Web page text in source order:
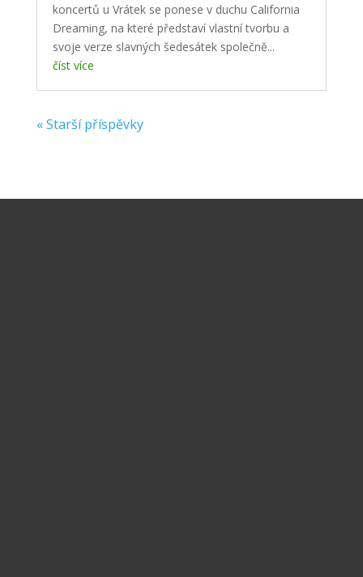
koncertů u Vrátek se ponese v duchu California
Dreaming, na které představí vlastní tvorbu a
svoje verze slavných šedesátek společně...
číst více
« Starší příspěvky